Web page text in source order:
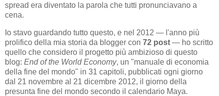
spread era diventato la parola che tutti pronunciavano a
cena.
Io stavo guardando tutto questo, e nel 2012 — l'anno più
prolifico della mia storia da blogger con 72 post — ho scritto
quello che considero il progetto più ambizioso di questo
blog: End of the World Economy, un "manuale di economia
della fine del mondo" in 31 capitoli, pubblicati ogni giorno
dal 21 novembre al 21 dicembre 2012, il giorno della
presunta fine del mondo secondo il calendario Maya.